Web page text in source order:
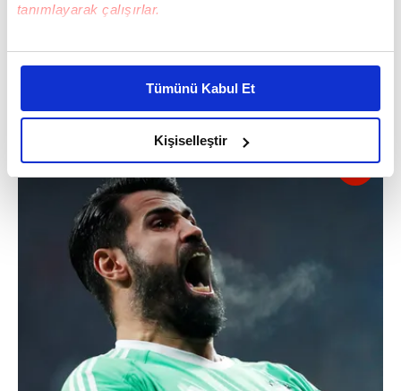
tanımlayarak çalışırlar.
Bu çerezlere izin vermeniz halinde sizlere özel
daha iyi reklam deneyimi yaşatabiliriz. Bunu yaparken
amacımızın size daha iyi bir reklam deneyimi sunmak
olduğunu ve sizlere en iyi içerikleri sunabilmek adına
elimizden gelen çabayı gösterdiğimizi ve bu noktada,
reklamların maliyetlerimizi karşılamak noktasında tek gelir
kalemimiz olduğunu sizlere hatırlatmak isteriz.
Her halükârda, kullanıcılar, bu çerezlere izin vermedikleri
takdirde, kullanıcılara hedefli reklamlar
gösterilmeyecektir."
Sizlere daha iyi bir hizmet sunabilmek için İnternet
Sitemizde kendimize ve üçüncü kişilere ait çerezler
kullanılmaktadır. Bu çerezler vasıtasıyla çeşitli kişisel
Tümünü Kabul Et
Kişiselleştir